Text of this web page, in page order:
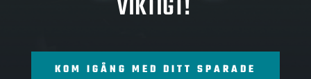
KOM IGÅNG MED DITT SPARADE